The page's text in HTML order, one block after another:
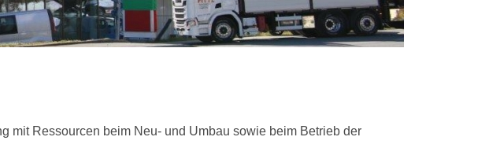
mit Ressourcen beim Neu- und Umbau sowie beim Betrieb der